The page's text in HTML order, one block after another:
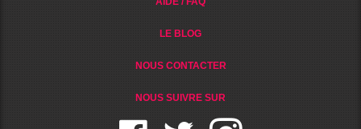
LE BLOG
NOUS CONTACTER
NOUS SUIVRE SUR